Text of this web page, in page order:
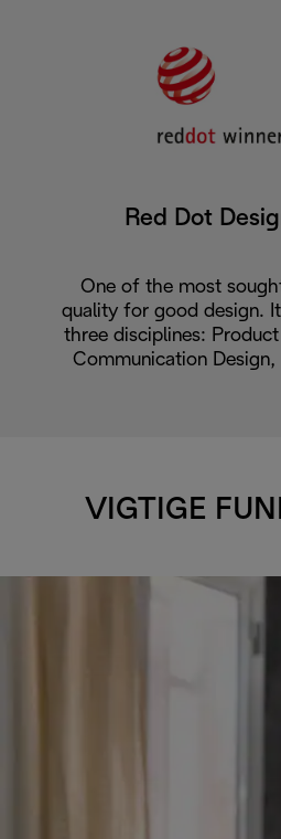
Red Dot
One of the most
quality for good design.
three disciplines:
Communication
VIGTIGE